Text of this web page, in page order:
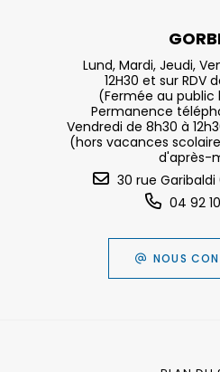
Lund, Mardi, Jeudi,
12H30 et sur RDV
(Fermée au public
Permanence
Vendredi de 8h30 à
(hors vacances
d'après-
30 rue Garibaldi
04 92
NOUS